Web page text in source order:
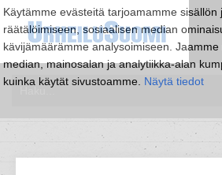
Käytämme evästeitä tarjoamamme sisällön
räätälöimiseen, sosiaalisen median
kävijämäärämme analysoimiseen.
median, mainosalan ja analytiikka-alan
kuinka käytät sivustoamme. Näytä tiedot